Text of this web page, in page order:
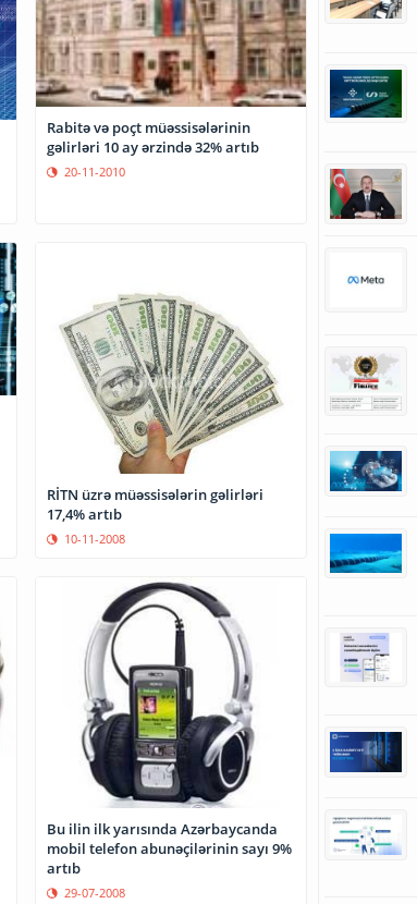
Rabitə və poçt müəssisələrinin
gəlirləri 10 ay ərzində 32% artıb
20-11-2010
RİTN üzrə müəssisələrin gəlirləri
17,4% artıb
10-11-2008
Bu ilin ilk yarısında Azərbaycanda
mobil telefon abunəçilərinin sayı 9%
artıb
29-07-2008